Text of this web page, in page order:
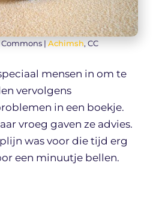
| Achimsh, CC
mensen in om te
vervolgens
in een boekje.
vroeg gaven ze advies.
was voor die tijd erg
een minuutje bellen.